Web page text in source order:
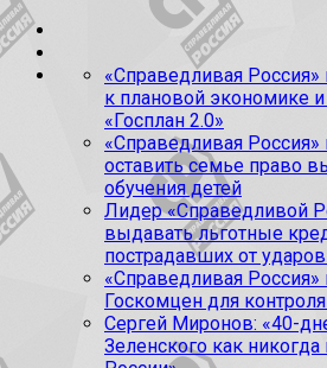
«Справедливая Россия»
к плановой экономике и
«Госплан 2.0»
«Справедливая Россия»
оставить семье право
обучения детей
Лидер «Справедливой
выдавать льготные
пострадавших от
«Справедливая Россия»
Госкомцен для
Сергей Миронов: «40-
Зеленского как